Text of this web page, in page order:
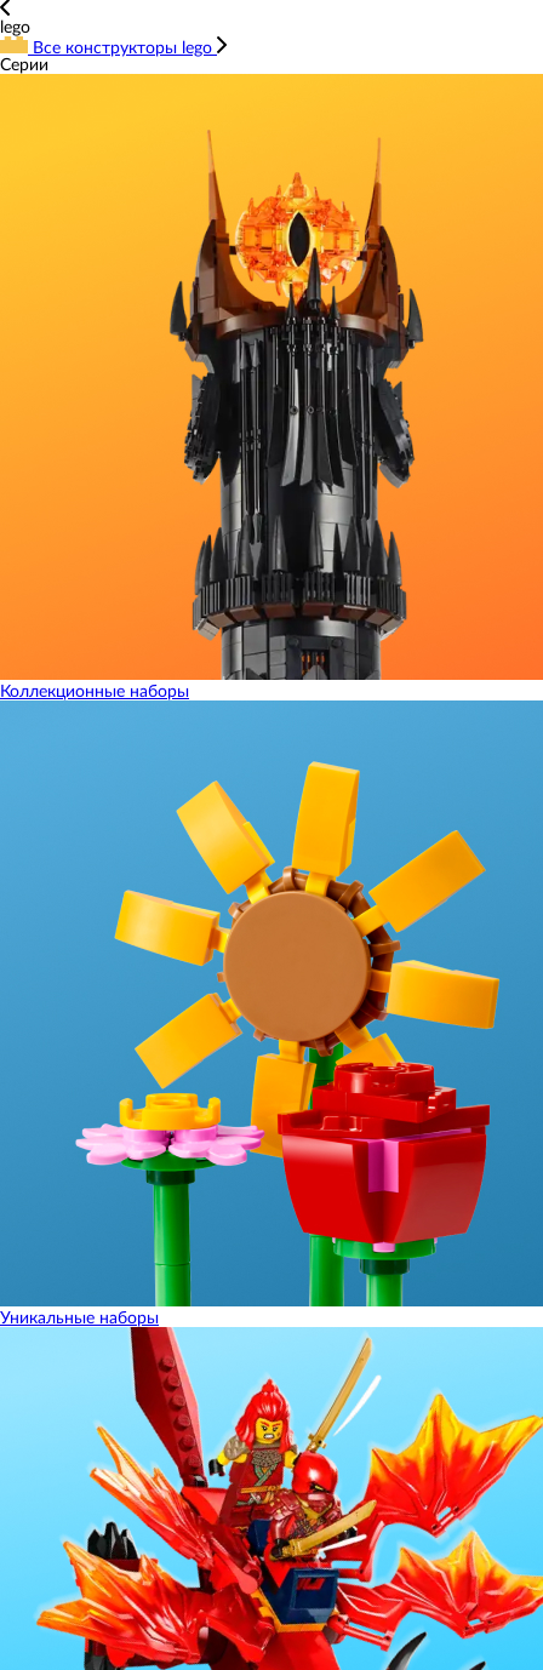
lego
Все конструкторы lego
Серии
Коллекционные наборы
Уникальные наборы